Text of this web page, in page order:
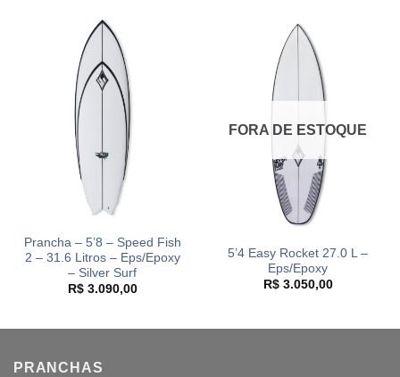
Prancha – 5’8 – Speed Fish
2 – 31.6 Litros – Eps/Epoxy
– Silver Surf
R$3.090,00
FORA DE ESTOQUE
5’4 Easy Rocket 27.0 L –
Eps/Epoxy
R$3.050,00
PRANCHAS